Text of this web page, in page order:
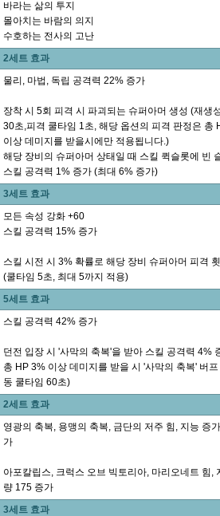
바라는 삶의 투지
몰아치는 바람의 의지
수호하는 전사의 고난
2세트 효과
물리, 마법, 독립 공격력 22% 증가
장착 시 5회 피격 시 파괴되는 슈퍼아머 생성 (재생
30초,피격 쿨타임 1초, 해당 옵션의 피격 판정은 총
이상 데미지를 받을시에만 적용됩니다.)
해당 장비의 슈퍼아머 상태일 때 스킬 퀵슬롯에 빈
스킬 공격력 1% 증가 (최대 6% 증가)
3세트 효과
모든 속성 강화 +60
스킬 공격력 15% 증가
스킬 시전 시 3% 확률로 해당 장비 슈퍼아머 피격
(쿨타임 5초, 최대 5까지 적용)
5세트 효과
스킬 공격력 42% 증가
던전 입장 시 '사막의 축복'을 받아 스킬 공격력 4%
총 HP 3% 이상 데미지를 받을 시 '사막의 축복' 버
동 쿨타임 60초)
2세트 효과
영광의 축복, 용맹의 축복, 금단의 저주 힘, 지능 증
가
아포칼립스, 크럭스 오브 빅토리아, 마리오네트 힘,
량 175 증가
3세트 효과